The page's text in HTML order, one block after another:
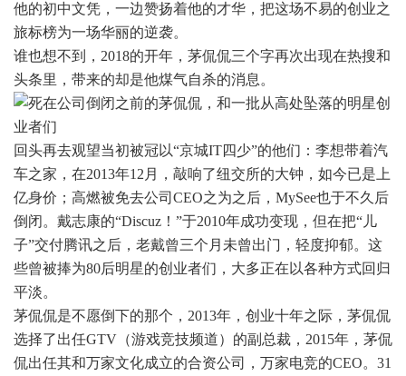
他的初中文凭，一边赞扬着他的才华，把这场不易的创业之
旅标榜为一场华丽的逆袭。
谁也想不到，2018的开年，茅侃侃三个字再次出现在热搜和
头条里，带来的却是他煤气自杀的消息。
回头再去观望当初被冠以“京城IT四少”的他们：李想带着汽
车之家，在2013年12月，敲响了纽交所的大钟，如今已是上
亿身价；高燃被免去公司CEO之为之后，MySee也于不久后
倒闭。戴志康的“Discuz！”于2010年成功变现，但在把“儿
子”交付腾讯之后，老戴曾三个月未曾出门，轻度抑郁。这
些曾被捧为80后明星的创业者们，大多正在以各种方式回归
平淡。
茅侃侃是不愿倒下的那个，2013年，创业十年之际，茅侃侃
选择了出任GTV（游戏竞技频道）的副总裁，2015年，茅侃
侃出任其和万家文化成立的合资公司，万家电竞的CEO。31